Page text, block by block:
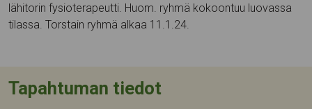
lähitorin fysioterapeutti. Huom. ryhmä kokoontuu luovassa
tilassa. Torstain ryhmä alkaa 11.1.24.
Tapahtuman tiedot